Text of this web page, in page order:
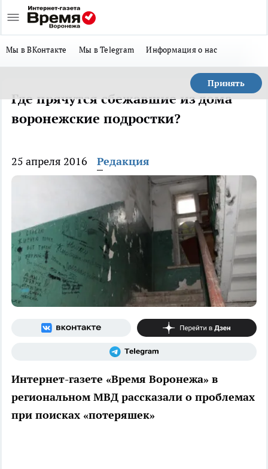
Мы в ВКонтакте Мы в Telegram Информация о нас
Принять
Где прячутся сбежавшие из дома
воронежские подростки?
25 апреля 2016 Редакция
Интернет-газете «Время Воронежа» в
региональном МВД рассказали о проблемах
при поисках «потеряшек»